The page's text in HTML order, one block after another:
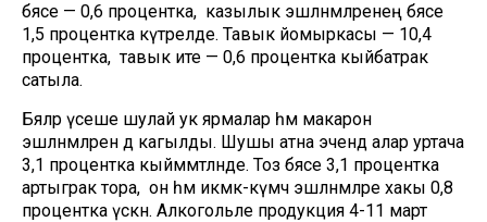
бәясе — 0,6 процентка, ә казылык эшләнмәләренең бәясе
1,5 процентка күтәрелде. Тавык йомыркасы — 10,4
процентка, ә тавык ите — 0,6 процентка кыйбатрак
сатыла.
Бәяләр үсеше шулай ук ярмалар һәм макарон
эшләнмәләренә дә кагылды. Шушы атна эчендә алар уртача
3,1 процентка кыйммәтләнде. Тоз бәясе 3,1 процентка
артыграк тора, ә он һәм икмәк-күмәч эшләнмәләре хакы 0,8
процентка үскән. Алкогольле продукция 4-11 март